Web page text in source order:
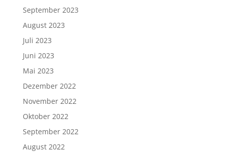
September 2023
August 2023
Juli 2023
Juni 2023
Mai 2023
Dezember 2022
November 2022
Oktober 2022
September 2022
August 2022